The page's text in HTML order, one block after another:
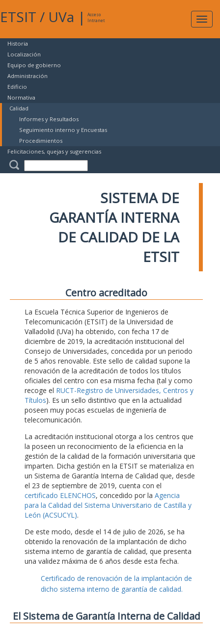
ETSIT / UVa |
Acceso
Intranet
Historia
Localización
Equipo de gobierno
Administración
Edificio
Normativa
Calidad
Informes y Resultados
Seguimiento interno y Encuestas
Procedimientos
Felicitaciones, quejas y sugerencias
SISTEMA DE
GARANTÍA INTERNA
DE CALIDAD DE LA
ETSIT
Centro acreditado
La Escuela Técnica Superior de Ingenieros de
Telecomunicación (ETSIT) de la Universidad de
Valladolid (UVa) ha obtenido, con fecha 17 de
diciembre de 2019, la acreditación institucional del
Consejo de Universidades, concedida por un periodo
de 5 años renovable. Este sello de calidad supone la
renovación de la acreditación de todos los títulos
oficiales del centro con esa misma fecha (tal y como
recoge el RUCT-Registro de Universidades, Centros y
Títulos). Es un sello distintivo que en la actualidad
poseen muy pocas escuelas de ingeniería de
telecomunicación.
La acreditación institucional otorga a los centros que
la poseen un reconocimiento de la eficiencia en la
gestión de la calidad de la formación universitaria que
imparten. Dicha gestión en la ETSIT se materializa en
un Sistema de Garantía Interna de Calidad que, desde
el 23 de septiembre de 2019, cuenta con el
certificado ELENCHOS, concedido por la Agencia
para la Calidad del Sistema Universitario de Castilla y
León (ACSUCYL).
De este modo, desde el 14 de julio de 2026, se ha
obtenido la renovación de la implantación de dicho
sistema interno de garantía de calidad, que presenta
una validez máxima de 6 años desde esta fecha.
Certificado de renovación de la implantación de
dicho sistema interno de garantía de calidad.
El Sistema de Garantía Interna de Calidad